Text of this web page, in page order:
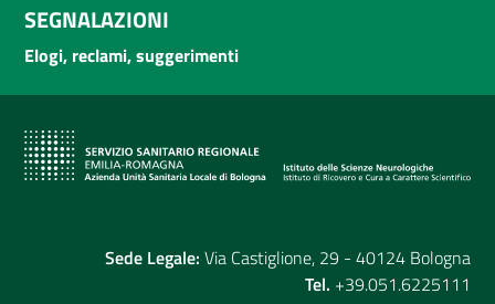
SEGNALAZIONI
Elogi, reclami, suggerimenti
Sede Legale: Via Castiglione, 29 - 40124 Bologna
Tel. +39.051.6225111